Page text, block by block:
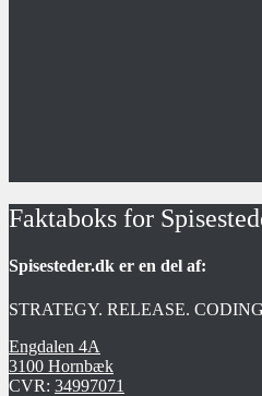
Faktaboks for
Spisesteder.dk er en del af:
STRATEGY. RELEASE.
Engdalen 4A
3100 Hornbæk
CVR: 34997071